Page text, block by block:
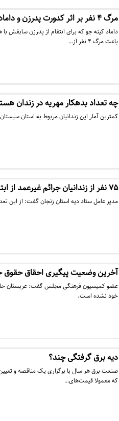
مرگ ۴ نفر بر اثر کدورت پدرزن و داماد
داماد کینه جو که برای انتقام از پدرزن
باعث مرگ ۴ نفر از…
چه تعداد بدهکار مهریه در زندان
کمترین آمار این زندانیان مربوط به استان سیستان و
۷۵ نفر از زندانیان جرائم غیرعمد از ابتدا سال ۹۷ در زنجان آزاد شدند
مدیر عامل ستاد دیه استان زنجان گفت: از این تعداد ۷۰ نفر از مددجویان مرد و پنج نفر از مددجویان زن
آخرین وضعیت پیگیری احقاق حقوق
عضو کمیسیون فرهنگی مجلس گفت: عربستان
خود نشده است.
دیه برق گرفتگی چند؟
صنعت برق هر سال با برگزاری یک مناقصه و
که معمولا قیمت‌های…